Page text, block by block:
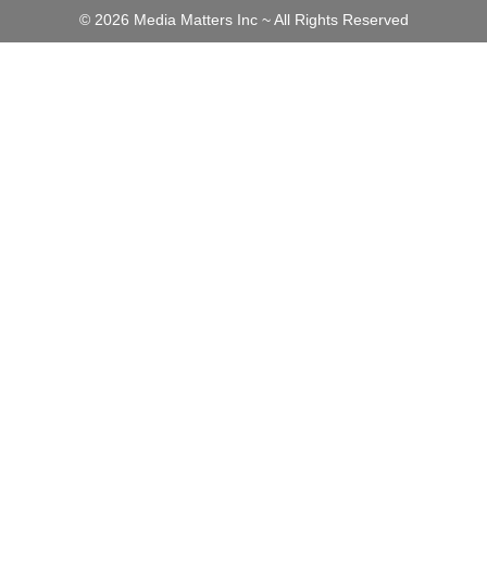
© 2026 Media Matters Inc ~ All Rights Reserved